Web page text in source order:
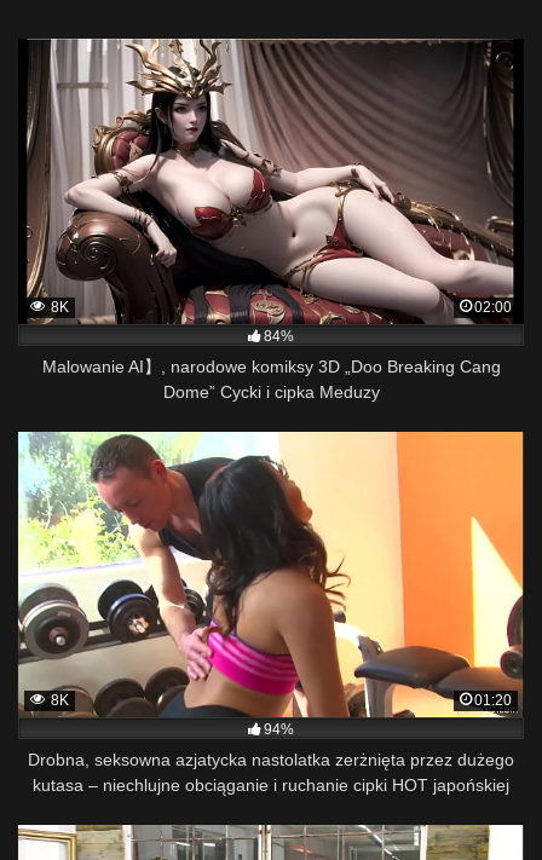
8K
02:00
84%
Malowanie AI】, narodowe komiksy 3D „Doo Breaking Cang
Dome” Cycki i cipka Meduzy
8K
01:20
94%
Drobna, seksowna azjatycka nastolatka zerżnięta przez dużego
kutasa – niechlujne obciąganie i ruchanie cipki HOT japońskiej